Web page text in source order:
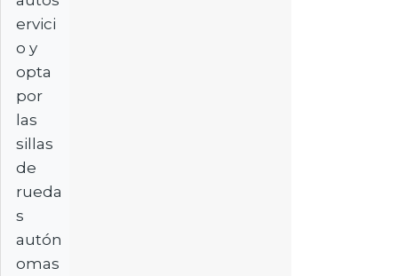
ervici
o y
opta
por
las
sillas
de
rueda
s
autón
omas